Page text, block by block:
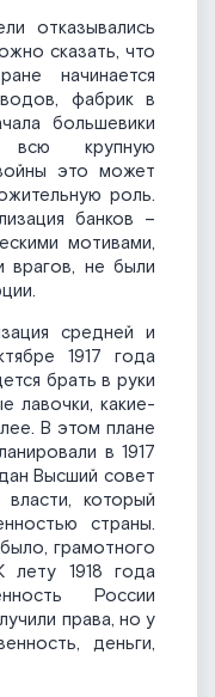
отказывались
сказать, что
начинается
фабрик в
большевики
всю крупную
это может
роль.
банков –
мотивами,
врагов, не были
средней и
1917 года
брать в руки
лавочки, какие-
В этом плане
в 1917
Высший совет
который
страны.
грамотного
лету 1918 года
России
права, но у
деньги,